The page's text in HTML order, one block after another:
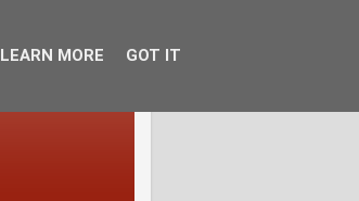
LEARN MORE GOT IT